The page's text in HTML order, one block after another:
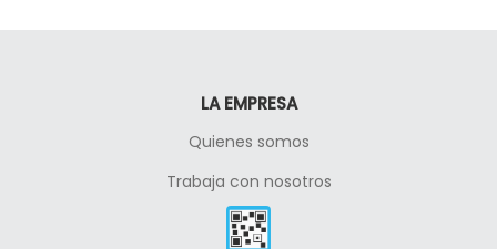
LA EMPRESA
Quienes somos
Trabaja con nosotros